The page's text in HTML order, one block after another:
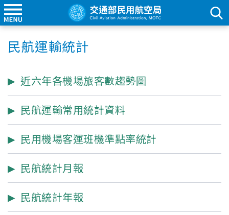
民航運輸統計
近六年各機場旅客數趨勢圖
民航運輸常用統計資料
民用機場客運班機準點率統計
民航統計月報
民航統計年報